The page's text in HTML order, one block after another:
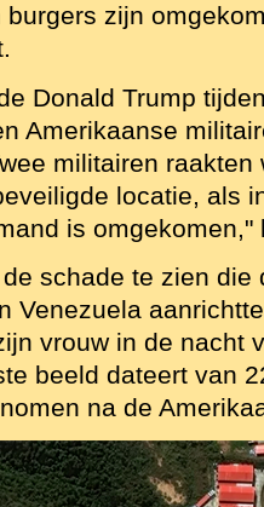
zijn
Donald Trump
Amerikaanse
militairen raakten
locatie, als
is omgekomen,"
schade te zien die
Venezuela
vrouw in de nacht
beeld dateert van
na de